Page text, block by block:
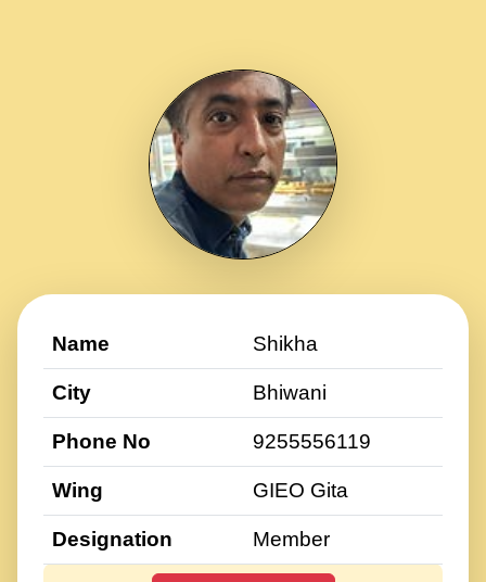
Name Shikha
City Bhiwani
Phone No 9255556119
Wing GIEO Gita
Designation Member